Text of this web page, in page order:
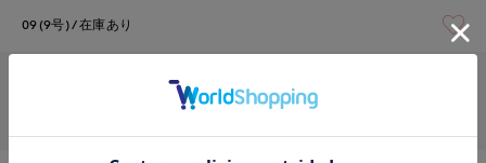
09(9号) 在庫あり